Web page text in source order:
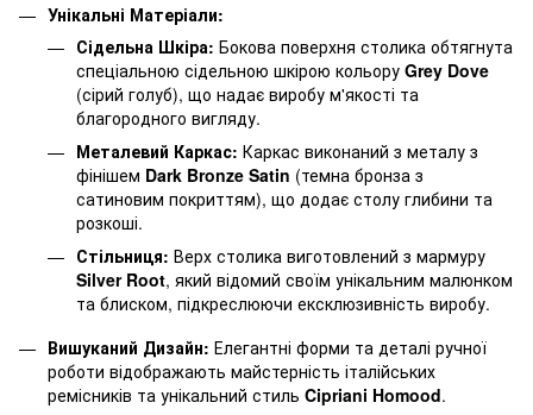
Унікальні Матеріали:
Сідельна Шкіра: Бокова поверхня столика обтягнута
спеціальною сідельною шкірою кольору Grey Dove
(сірий голуб), що надає виробу м'якості та
благородного вигляду.
Металевий Каркас: Каркас виконаний з металу з
фінішем Dark Bronze Satin (темна бронза з
сатиновим покриттям), що додає столу глибини та
розкоші.
Стільниця: Верх столика виготовлений з мармуру
Silver Root, який відомий своїм унікальним малюнком
та блиском, підкреслюючи ексклюзивність виробу.
Вишуканий Дизайн: Елегантні форми та деталі ручної
роботи відображають майстерність італійських
ремісників та унікальний стиль Cipriani Homood.